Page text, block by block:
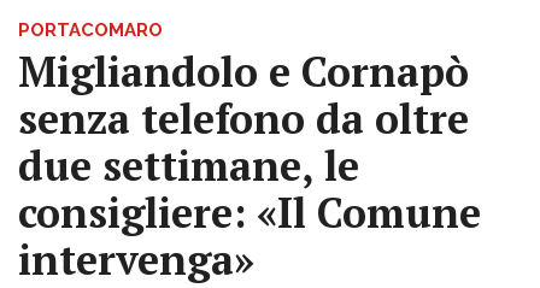
PORTACOMARO
Migliandolo e Cornapò
senza telefono da oltre
due settimane, le
consigliere: «Il Comune
intervenga»